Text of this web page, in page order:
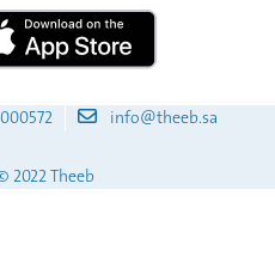
info@theeb.sa
2022 Theeb